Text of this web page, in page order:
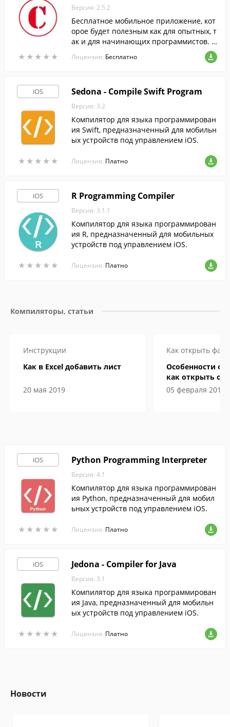
★ ★ ★ ★ ★
★ ★ ★ ★ ★
Версия: 2.5.2
Бесплатное мобильное приложение, кот
орое будет полезным как для опытных, т
ак и для начинающих программистов. О
но позволяет запускать код на iOS-гадже
тах, даже без доступа в Интернет.
Лицензия: Бесплатно
iOS
★ ★ ★ ★ ★
★ ★ ★ ★ ★
Sedona - Compile Swift Program
Версия: 3.2
Компилятор для языка программирован
ия Swift, предназначенный для мобильн
ых устройств под управлением iOS.
Лицензия: Платно
iOS
★ ★ ★ ★ ★
★ ★ ★ ★ ★
R Programming Compiler
Версия: 3.1.1
Компилятор для языка программирован
ия R, предназначенный для мобильных
устройств под управлением iOS.
Лицензия: Платно
Компиляторы, статьи
Инструкции
Как в Excel добавить лист
20 мая 2019
Как открыть файл
Особенности
как открыть
компьютере
05 февраля 2019
iOS
★ ★ ★ ★ ★
★ ★ ★ ★ ★
Python Programming Interpreter
Версия: 4.1
Компилятор для языка программирован
ия Python, предназначенный для мобил
ьных устройств под управлением iOS.
Лицензия: Платно
iOS
★ ★ ★ ★ ★
★ ★ ★ ★ ★
Jedona - Compiler for Java
Версия: 3.1
Компилятор для языка программирован
ия Java, предназначенный для мобильн
ых устройств под управлением iOS.
Лицензия: Платно
Новости